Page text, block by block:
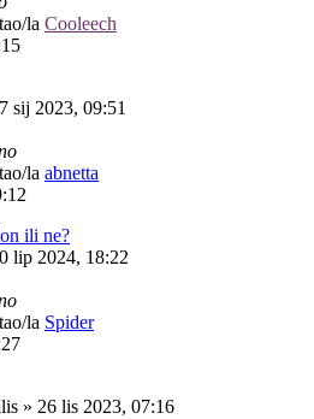
la Cooleech
sij 2023, 09:51
la abnetta
ili ne?
lip 2024, 18:22
la Spider
» 26 lis 2023, 07:16